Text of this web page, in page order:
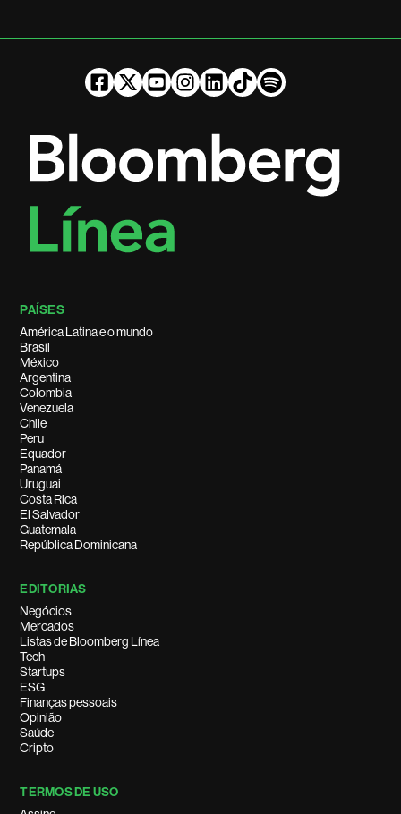
PAÍSES
América Latina e o mundo
Brasil
México
Argentina
Colombia
Venezuela
Chile
Peru
Equador
Panamá
Uruguai
Costa Rica
El Salvador
Guatemala
República Dominicana
EDITORIAS
Negócios
Mercados
Listas de Bloomberg Línea
Tech
Startups
ESG
Finanças pessoais
Opinião
Saúde
Cripto
TERMOS DE USO